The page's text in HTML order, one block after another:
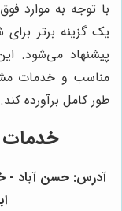
با توجه به موارد
یک گزینه برتر
پیشنهاد می‌شود.
مناسب و خدمات
طور کامل برآورده کند.
خدمات
آدرس: حسن آباد -